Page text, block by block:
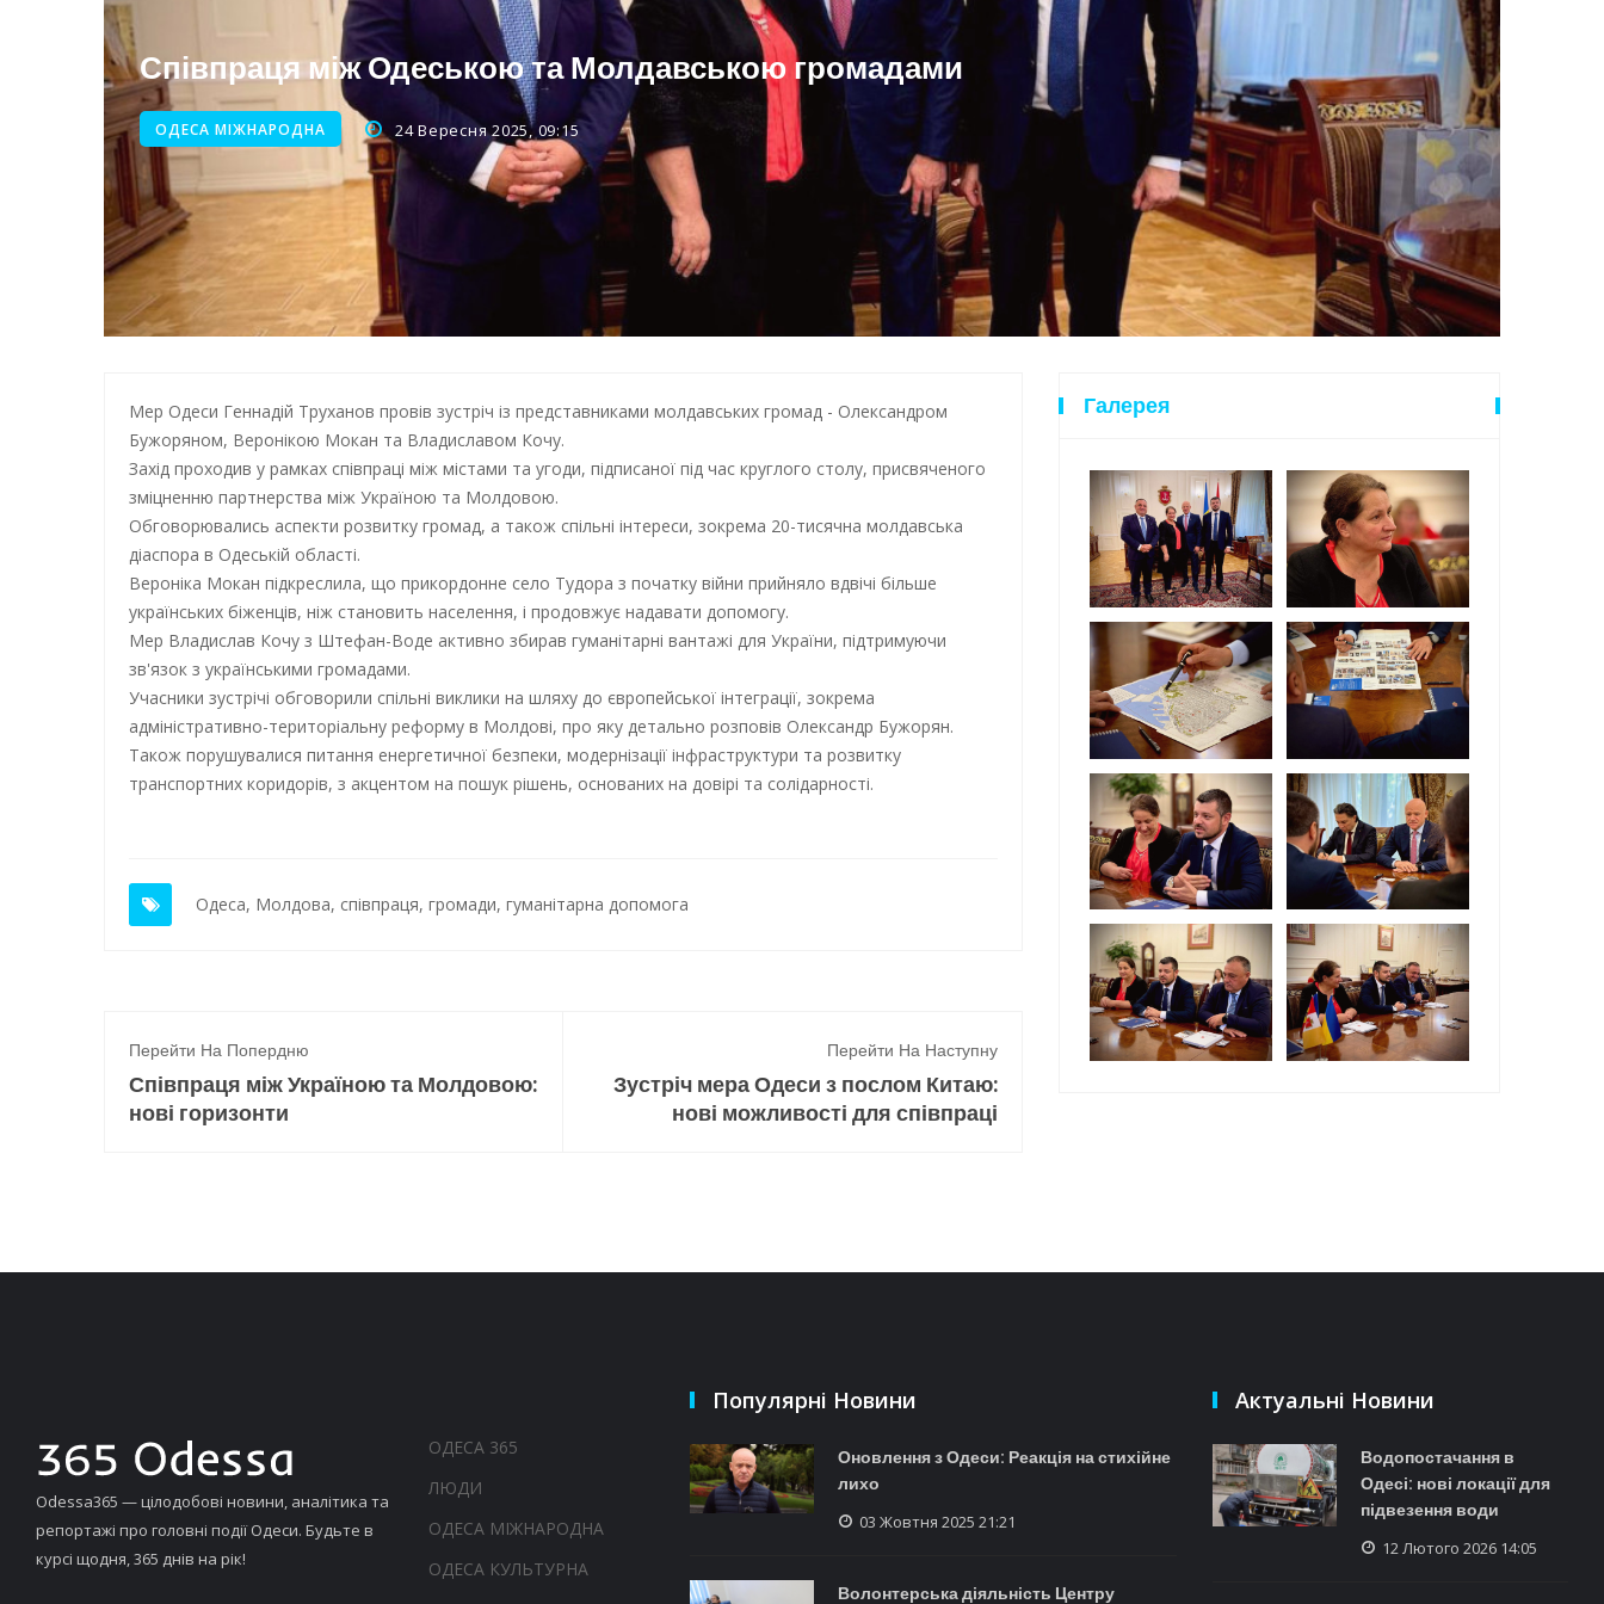
Енергетична підтримка для Одеси
Співпраця між Одеською та Молдавською громадами
ОДЕСА МІЖНАРОДНА 24 Вересня 2025, 09:15
Мер Одеси Геннадій Труханов провів зустріч із представниками молдавських громад - Олександром
Бужоряном, Веронікою Мокан та Владиславом Кочу.
Захід проходив у рамках співпраці між містами та угоди, підписаної під час круглого столу, присвяченого
зміцненню партнерства між Україною та Молдовою.
Обговорювались аспекти розвитку громад, а також спільні інтереси, зокрема 20-тисячна молдавська
діаспора в Одеській області.
Вероніка Мокан підкреслила, що прикордонне село Тудора з початку війни прийняло вдвічі більше
українських біженців, ніж становить населення, і продовжує надавати допомогу.
Мер Владислав Кочу з Штефан-Воде активно збирав гуманітарні вантажі для України, підтримуючи
зв'язок з українськими громадами.
Учасники зустрічі обговорили спільні виклики на шляху до європейської інтеграції, зокрема
адміністративно-територіальну реформу в Молдові, про яку детально розповів Олександр Бужорян.
Також порушувалися питання енергетичної безпеки, модернізації інфраструктури та розвитку
транспортних коридорів, з акцентом на пошук рішень, основаних на довірі та солідарності.
Одеса, Молдова, співпраця, громади, гуманітарна допомога
Перейти На Попердню
Співпраця між Україною та Молдовою:
нові горизонти
Перейти На Наступну
Зустріч мера Одеси з послом Китаю:
нові можливості для співпраці
Галерея
Odessa365 — цілодобові новини, аналітика та
репортажі про головні події Одеси. Будьте в
курсі щодня, 365 днів на рік!
ОДЕСА 365
ЛЮДИ
ОДЕСА МІЖНАРОДНА
ОДЕСА КУЛЬТУРНА
Популярні Новини
Оновлення з Одеси: Реакція на стихійне
лихо
03 Жовтня 2025 21:21
Волонтерська діяльність Центру
Актуальні Новини
Водопостачання в
Одесі: нові локації для
підвезення води
12 Лютого 2026 14:05